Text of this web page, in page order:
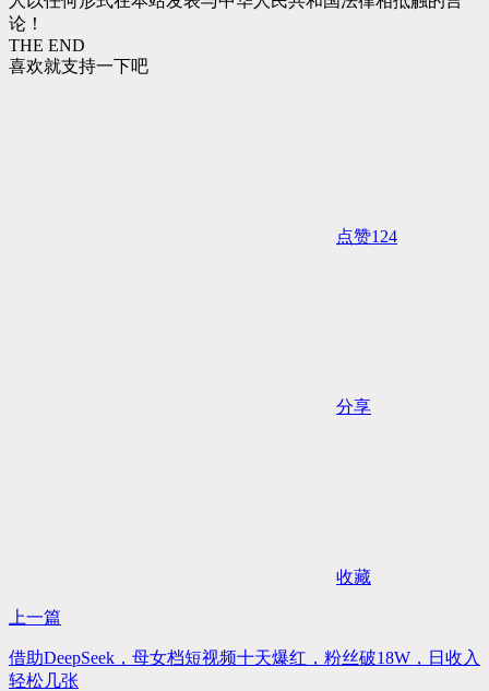
论！
THE END
喜欢就支持一下吧
点赞124
分享
收藏
上一篇
借助DeepSeek，母女档短视频十天爆红，粉丝破18W，日收入
轻松几张